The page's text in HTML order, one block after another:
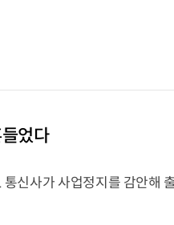
었다
신사가 사업정지를 감안해